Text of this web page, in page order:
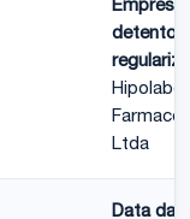
Empresa
Hipolabor
Ltda
Data da